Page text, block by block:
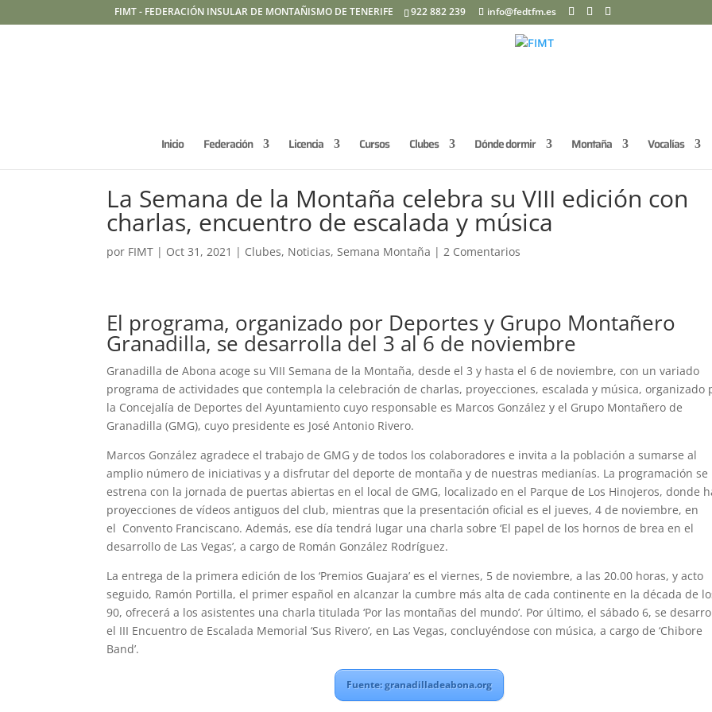
FIMT - FEDERACIÓN INSULAR DE MONTAÑISMO DE TENERIFE 922 882 239 info@fedtfm.es
Inicio Federación Licencia Cursos Clubes Dónde dormir Montaña Vocalías
La Semana de la Montaña celebra su VIII edición con
charlas, encuentro de escalada y música
por FIMT | Oct 31, 2021 | Clubes, Noticias,Semana Montaña |2 Comentarios
El programa, organizado por Deportes y Grupo Montañero
Granadilla, se desarrolla del 3 al 6 de noviembre
Granadilla de Abona acoge su VIII Semana de la Montaña, desde el 3 y hasta el 6 de noviembre, con un variado
programa de actividades que contempla la celebración de charlas, proyecciones, escalada y música, organizado
la Concejalía de Deportes del Ayuntamiento cuyo responsable es Marcos González y el Grupo Montañero de
Granadilla (GMG), cuyo presidente es José Antonio Rivero.
Marcos González agradece el trabajo de GMG y de todos los colaboradores e invita a la población a sumarse al
amplio número de iniciativas y a disfrutar del deporte de montaña y de nuestras medianías. La programación se
estrena con la jornada de puertas abiertas en el local de GMG, localizado en el Parque de Los Hinojeros, donde
proyecciones de vídeos antiguos del club, mientras que la presentación oficial es el jueves, 4 de noviembre, en
el Convento Franciscano. Además, ese día tendrá lugar una charla sobre ‘El papel de los hornos de brea en el
desarrollo de Las Vegas’, a cargo de Román González Rodríguez.
La entrega de la primera edición de los ‘Premios Guajara’ es el viernes, 5 de noviembre, a las 20.00 horas, y acto
seguido, Ramón Portilla, el primer español en alcanzar la cumbre más alta de cada continente en la década de
90, ofrecerá a los asistentes una charla titulada ‘Por las montañas del mundo’. Por último, el sábado 6, se
el III Encuentro de Escalada Memorial ‘Sus Rivero’, en Las Vegas, concluyéndose con música, a cargo de ‘Chibore
Band’.
Fuente: granadilladeabona.org